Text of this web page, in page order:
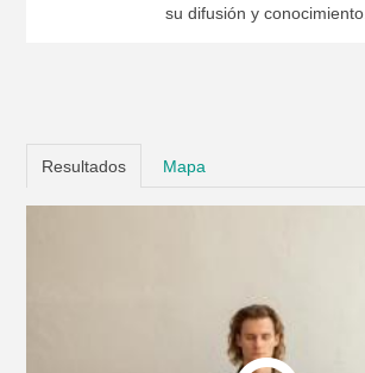
su difusión y conocimiento.
Resultados Mapa